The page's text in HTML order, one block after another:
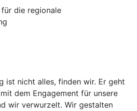
die regionale
ist nicht alles, finden wir. Er geht
dem Engagement für unsere
wir verwurzelt. Wir gestalten